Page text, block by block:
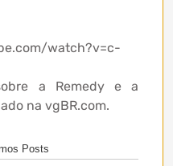
watch?v=c-
a Remedy e a
na vgBR.com.
Posts